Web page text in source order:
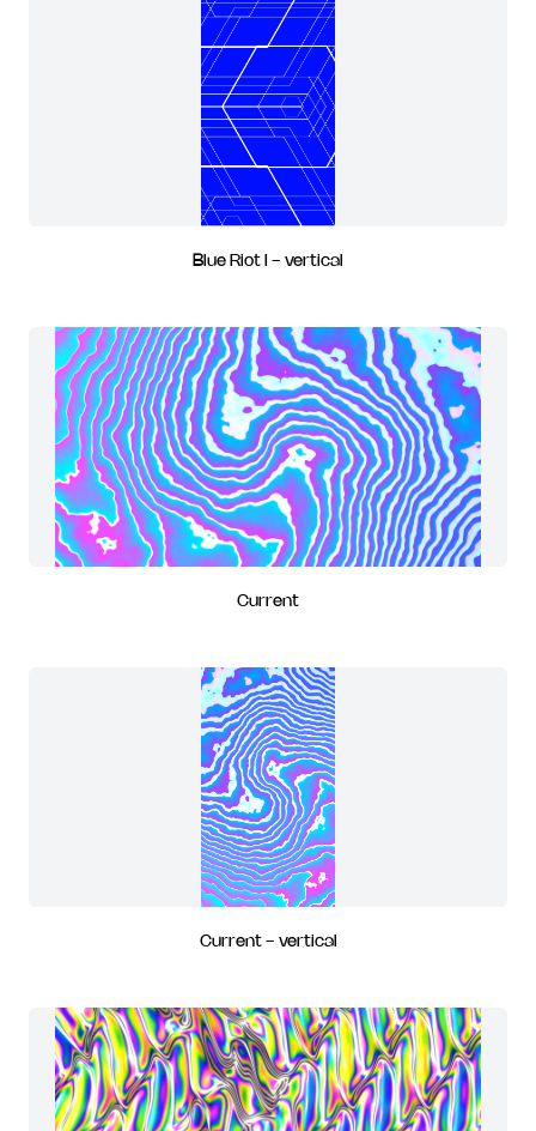
Blue Riot I - vertical
Current
Current - vertical